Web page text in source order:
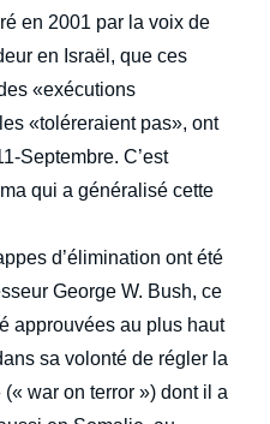
en 2001 par la voix de
en Israël, que ces
«exécutions
«toléreraient pas», ont
Septembre. C’est
qui a généralisé cette
d’élimination ont été
George W. Bush, ce
approuvées au plus haut
sa volonté de régler la
war on terror ») dont il a